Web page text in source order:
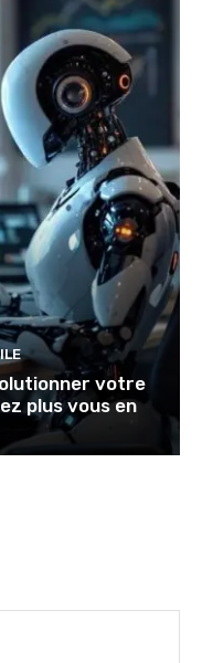
votre
plus vous en